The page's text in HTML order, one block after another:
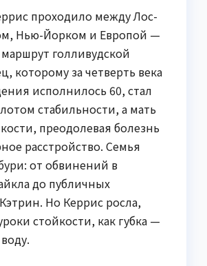
проходило между Лос-
Нью-Йорком и Европой —
голливудской
которому за четверть века
исполнилось 60, стал
стабильности, а мать
преодолевая болезнь
расстройство. Семья
от обвинений в
до публичных
Но Керрис росла,
стойкости, как губка —